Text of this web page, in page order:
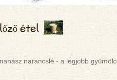
étel
narancslé - a legjobb